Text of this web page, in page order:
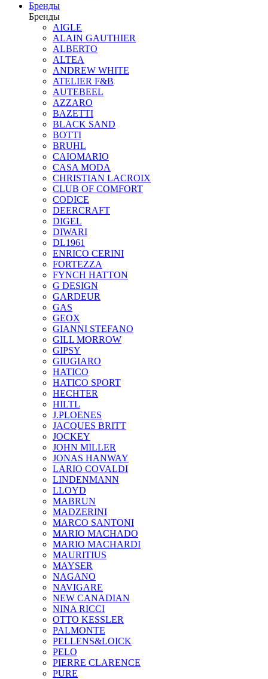
Бренды
Бренды
AIGLE
ALAIN GAUTHIER
ALBERTO
ALTEA
ANDREW WHITE
ATELIER F&B
AUTEBEEL
AZZARO
BAZETTI
BLACK SAND
BOTTI
BRUHL
CAIOMARIO
CASA MODA
CHRISTIAN LACROIX
CLUB OF COMFORT
CODICE
DEERCRAFT
DIGEL
DIWARI
DL1961
ENRICO CERINI
FORTEZZA
FYNCH HATTON
G DESIGN
GARDEUR
GAS
GEOX
GIANNI STEFANO
GILL MORROW
GIPSY
GIUGIARO
HATICO
HATICO SPORT
HECHTER
HILTL
J.PLOENES
JAСQUES BRITT
JOCKEY
JOHN MILLER
JONAS HANWAY
LARIO COVALDI
LINDENMANN
LLOYD
MABRUN
MADZERINI
MARCO SANTONI
MARIO MACHADO
MARIO MACHARDI
MAURITIUS
MAYSER
NAGANO
NAVIGARE
NEW CANADIAN
NINA RICCI
OTTO KESSLER
PALMONTE
PELLENS&LOICK
PELO
PIERRE CLARENCE
PURE